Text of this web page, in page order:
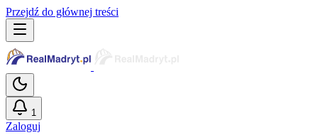
Przejdź do głównej treści
1
Zaloguj